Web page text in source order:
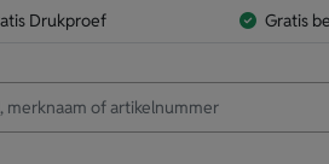
Drukproef Gratis